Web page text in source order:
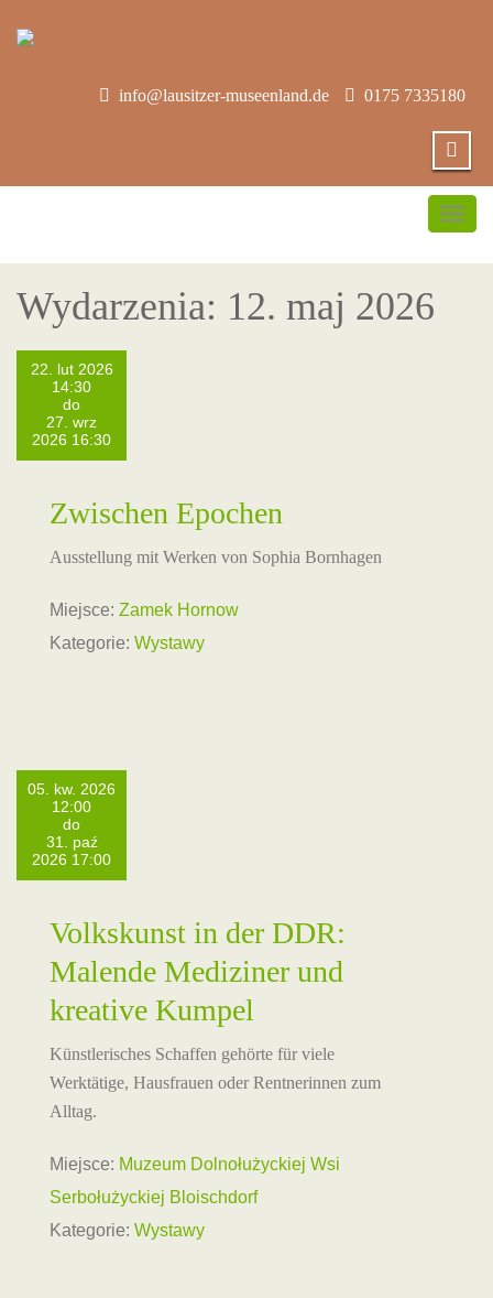
info@lausitzer-museenland.de 0175 7335180
Wydarzenia: 12. maj 2026
22. lut 2026
14:30
do
27. wrz
2026 16:30
Zwischen Epochen
Ausstellung mit Werken von Sophia Bornhagen
Miejsce: Zamek Hornow
Kategorie: Wystawy
05. kw. 2026
12:00
do
31. paź
2026 17:00
Volkskunst in der DDR:
Malende Mediziner und
kreative Kumpel
Künstlerisches Schaffen gehörte für viele
Werktätige, Hausfrauen oder Rentnerinnen zum
Alltag.
Miejsce: Muzeum Dolnołużyckiej Wsi
Serbołużyckiej Bloischdorf
Kategorie: Wystawy